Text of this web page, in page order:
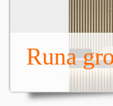
Runa